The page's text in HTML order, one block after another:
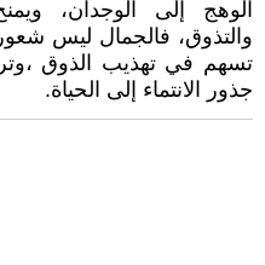
الوهج إلى الوجدان،
والتذوق، فالجمال ليس
تسهم في تهذيب الذوق
جذور الانتماء إلى الحياة.